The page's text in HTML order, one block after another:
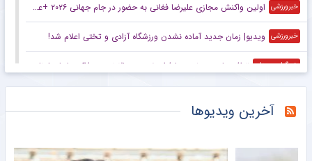
خبرگزاری ایلنا دیومانده و سیلوا با رئال مادرید استارت زدند (ویدئو)
خبرگزاری میزان ۲ بازیکن جدید استقلال در آلومینیوم ماندنی شدند
خبرورزشی پیکان شکار بزرگش را از پرسپولیس انجام داد